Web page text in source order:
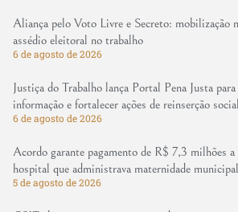
Aliança pelo Voto Livre e Secreto: mobilização
assédio eleitoral no trabalho
6 de agosto de 2026
Justiça do Trabalho lança Portal Pena Justa
informação e fortalecer ações de reinserção social
6 de agosto de 2026
Acordo garante pagamento de R$ 7,3 milhões a
hospital que administrava maternidade municipal
5 de agosto de 2026